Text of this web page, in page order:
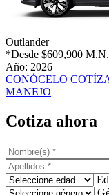
Outlander
*Desde $609,900 M.N.
Año: 2026
CONÓCELO
MANEJO
Cotiza ahora